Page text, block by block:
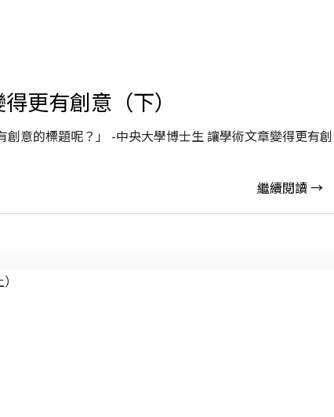
更有創意（下）
意的標題呢？」 -中央大學博士生 讓學術文章變得更有創
繼續閱讀 →